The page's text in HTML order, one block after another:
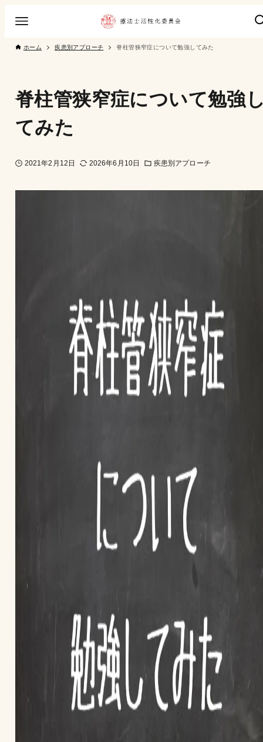
ホーム 疾患別アプローチ 脊柱管狭窄症について勉強してみた
脊柱管狭窄症について勉強
てみた
2021年2月12日 2026年6月10日 疾患別アプローチ